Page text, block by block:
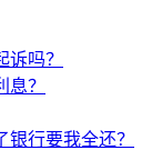
吗？
？
行要我全还？